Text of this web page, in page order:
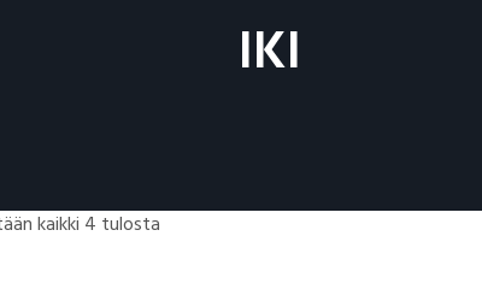
IKI
kaikki 4 tulosta